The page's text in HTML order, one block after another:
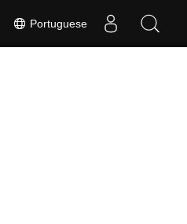
Portuguese